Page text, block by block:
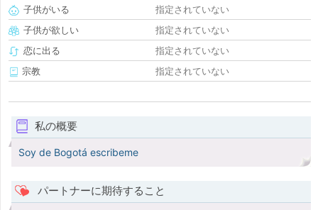
子供がいる
指定されていない
子供が欲しい
指定されていない
恋に出る
指定されていない
宗教
指定されていない
私の概要
Soy de Bogotá escribeme
パートナーに期待すること